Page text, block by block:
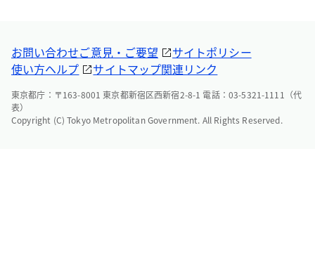
お問い合わせご意見・ご要望
サイトポリシー
使い方ヘルプ
サイトマップ関連リンク
東京都庁：〒163-8001 東京都新宿区西新宿2-8-1 電話：03-5321-1111（代
表）
Copyright (C) Tokyo Metropolitan Government. All Rights Reserved.